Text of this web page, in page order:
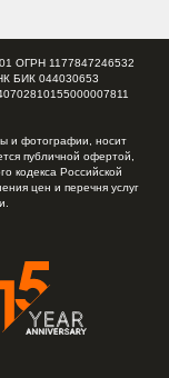
ОГРН 1177847246532
БИК 044030653
и фотографии, носит
публичной офертой,
кодекса Российской
цен и перечня услуг